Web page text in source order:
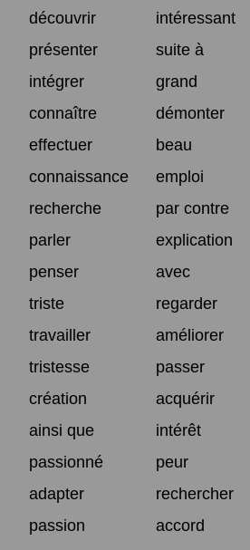
découvrir
intéressant
présenter
suite à
intégrer
grand
connaître
démonter
effectuer
beau
connaissance
emploi
recherche
par contre
parler
explication
penser
avec
triste
regarder
travailler
améliorer
tristesse
passer
création
acquérir
ainsi que
intérêt
passionné
peur
adapter
rechercher
passion
accord